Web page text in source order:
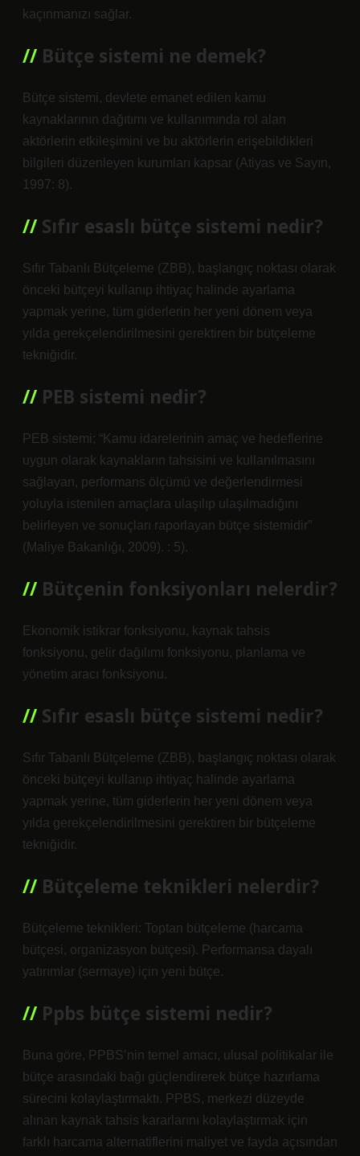
kaçınmanızı sağlar.
Bütçe sistemi ne demek?
Bütçe sistemi, devlete emanet edilen kamu
kaynaklarının dağıtımı ve kullanımında rol alan
aktörlerin etkileşimini ve bu aktörlerin erişebildikleri
bilgileri düzenleyen kurumları kapsar (Atiyas ve Sayın,
1997: 8).
Sıfır esaslı bütçe sistemi nedir?
Sıfır Tabanlı Bütçeleme (ZBB), başlangıç ​​noktası olarak
önceki bütçeyi kullanıp ihtiyaç halinde ayarlama
yapmak yerine, tüm giderlerin her yeni dönem veya
yılda gerekçelendirilmesini gerektiren bir bütçeleme
tekniğidir.
PEB sistemi nedir?
PEB sistemi; “Kamu idarelerinin amaç ve hedeflerine
uygun olarak kaynakların tahsisini ve kullanılmasını
sağlayan, performans ölçümü ve değerlendirmesi
yoluyla istenilen amaçlara ulaşılıp ulaşılmadığını
belirleyen ve sonuçları raporlayan bütçe sistemidir”
(Maliye Bakanlığı, 2009). : 5).
Bütçenin fonksiyonları nelerdir?
Ekonomik istikrar fonksiyonu, kaynak tahsis
fonksiyonu, gelir dağılımı fonksiyonu, planlama ve
yönetim aracı fonksiyonu.
Sıfır esaslı bütçe sistemi nedir?
Sıfır Tabanlı Bütçeleme (ZBB), başlangıç ​​noktası olarak
önceki bütçeyi kullanıp ihtiyaç halinde ayarlama
yapmak yerine, tüm giderlerin her yeni dönem veya
yılda gerekçelendirilmesini gerektiren bir bütçeleme
tekniğidir.
Bütçeleme teknikleri nelerdir?
Bütçeleme teknikleri: Toptan bütçeleme (harcama
bütçesi, organizasyon bütçesi). Performansa dayalı
yatırımlar (sermaye) için yeni bütçe.
Ppbs bütçe sistemi nedir?
Buna göre, PPBS’nin temel amacı, ulusal politikalar ile
bütçe arasındaki bağı güçlendirerek bütçe hazırlama
sürecini kolaylaştırmaktı. PPBS, merkezi düzeyde
alınan kaynak tahsis kararlarını kolaylaştırmak için
farklı harcama alternatiflerini maliyet ve fayda açısından